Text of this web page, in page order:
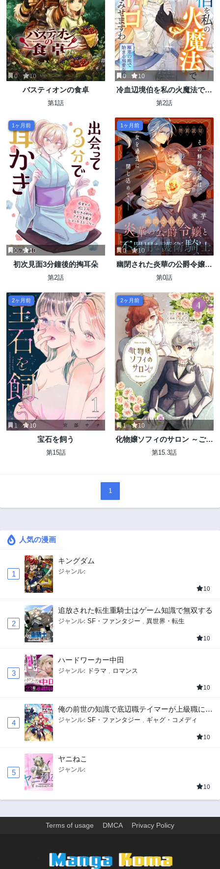
0 10
バスティオンの食卓
第1話
0 10
冷血辺境伯を私の火魔法でト
ロトロにしてみせますわ～極
第2話
1ヶ月前
0 10
初次見面3分鐘後的掏耳朵
第2話
1ヶ月前
0 10
幽閉された炎華の公爵令嬢と
不器用な護衛騎士
第0話
2ヶ月前
1 10
宝石を飼う
第15話
2ヶ月前
1 10
化物嬢ソフィのサロン ～ごき
げんよう。皮一枚なら治せま
第15.3話
1
人気の漫画
1
キングダム
ジャンル:
10
2
追放された転生重騎士はゲーム知識で無双する
ジャンル: SF・ファンタジー 異世界・転生
10
3
ハードワーカー中田
ジャンル: ドラマ ロマンス
10
4
俺の前世の知識で底辺職テイマーが上級職にな
ってしまいそうな件
ジャンル: SF・ファンタジー , ギャグ・コメディ
10
5
ヤニねこ
ジャンル:
10
Terms of usage DMCA Privacy Policy